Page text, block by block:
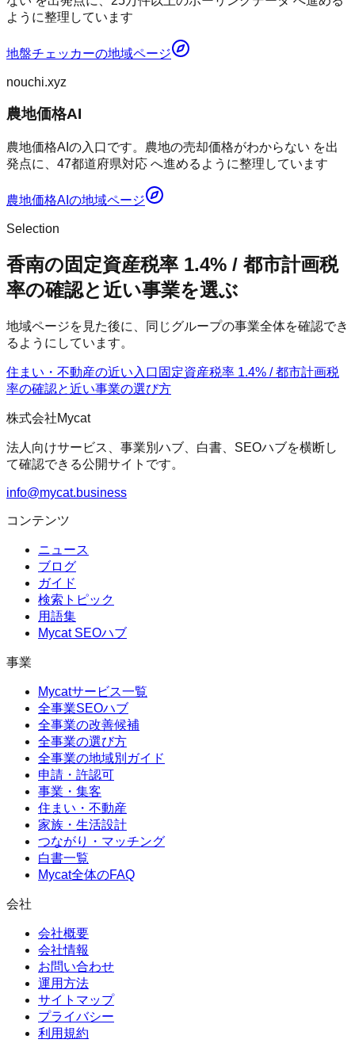
ように整理しています
地盤チェッカーの地域ページ
nouchi.xyz
農地価格AI
農地価格AIの入口です。農地の売却価格がわからない を出
発点に、47都道府県対応 へ進めるように整理しています
農地価格AI の地域ページ
Selection
香南の固定資産税率 1.4% / 都市計画税
率の確認と近い事業を選ぶ
地域ページを見た後に、同じグループの事業全体を確認でき
るようにしています。
住まい・不動産の近い入口 固定資産税率 1.4% / 都市計画税
率の確認と近い事業の選び方
株式会社Mycat
法人向けサービス、事業別ハブ、白書、SEOハブを横断し
て確認できる公開サイトです。
info@mycat.business
コンテンツ
ニュース
ブログ
ガイド
検索トピック
用語集
Mycat SEOハブ
事業
Mycatサービス一覧
全事業SEOハブ
全事業の改善候補
全事業の選び方
全事業の地域別ガイド
申請・許認可
事業・集客
住まい・不動産
家族・生活設計
つながり・マッチング
白書一覧
Mycat全体のFAQ
会社
会社概要
会社情報
お問い合わせ
運用方法
サイトマップ
プライバシー
利用規約